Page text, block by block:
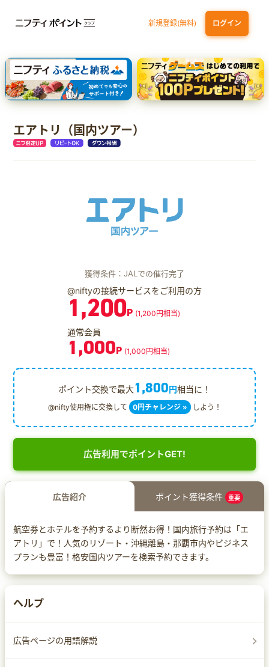
新規登録(無料) ログイン
dカード 九州カードNEXT JCB ORIGINAL SERIES：JCBカード S
三井住友カード ゴールド（NL）（家族カード発行）
【実質初月無料】DMM | Disney+(ディズニープラス) セットプラン
エアトリ（国内ツアー）
獲得条件：JALでの催行完了
@niftyの接続サービスをご利用の方
1,200P (1,200円相当)
通常会員
1,000P (1,000円相当)
ポイント交換で最大1,800円相当に！
@nifty使用権に交換して 0円チャレンジ » しよう！
広告利用でポイントGET!
広告紹介 ポイント獲得条件 重要
航空券とホテルを予約するより断然お得！国内旅行予約は「エ
アトリ」で！人気のリゾート・沖縄離島・那覇市内やビジネス
プランも豊富！格安国内ツアーを検索予約できます。
ヘルプ
広告ページの用語解説